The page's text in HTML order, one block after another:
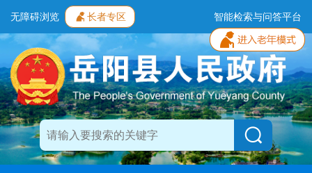
无障碍浏览 长者专区 智能检索与问答平台